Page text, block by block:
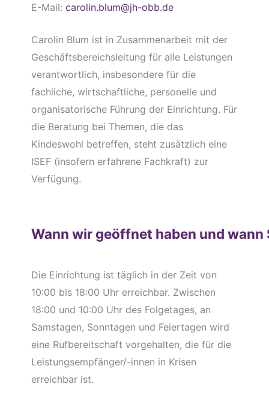
E-Mail: carolin.blum@jh-obb.de
Carolin Blum ist in Zusammenarbeit mit der
Geschäftsbereichsleitung für alle Leistungen
verantwortlich, insbesondere für die
fachliche, wirtschaftliche, personelle und
organisatorische Führung der Einrichtung. Für
die Beratung bei Themen, die das
Kindeswohl betreffen, steht zusätzlich eine
ISEF (insofern erfahrene Fachkraft) zur
Verfügung.
Wann wir geöffnet haben und wann
Die Einrichtung ist täglich in der Zeit von
10:00 bis 18:00 Uhr erreichbar. Zwischen
18:00 und 10:00 Uhr des Folgetages, an
Samstagen, Sonntagen und Feiertagen wird
eine Rufbereitschaft vorgehalten, die für die
Leistungsempfänger/-innen in Krisen
erreichbar ist.